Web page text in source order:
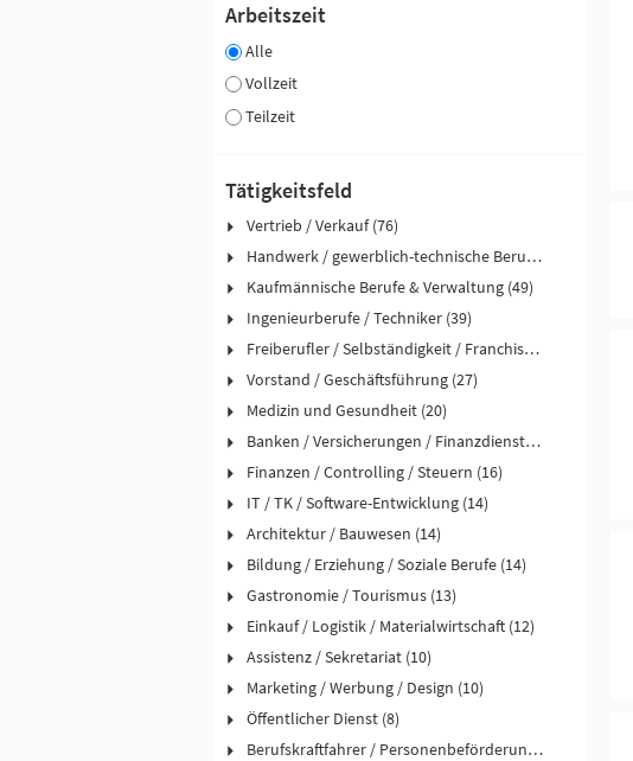
Arbeitszeit
Alle
Vollzeit
Teilzeit
Tätigkeitsfeld
Vertrieb / Verkauf (76)
Handwerk / gewerblich-technische Berufe (74)
Kaufmännische Berufe & Verwaltung (49)
Ingenieurberufe / Techniker (39)
Freiberufler / Selbständigkeit / Franchise (29)
Vorstand / Geschäftsführung (27)
Medizin und Gesundheit (20)
Banken / Versicherungen / Finanzdienstleister (19)
Finanzen / Controlling / Steuern (16)
IT / TK / Software-Entwicklung (14)
Architektur / Bauwesen (14)
Bildung / Erziehung / Soziale Berufe (14)
Gastronomie / Tourismus (13)
Einkauf / Logistik / Materialwirtschaft (12)
Assistenz / Sekretariat (10)
Marketing / Werbung / Design (10)
Öffentlicher Dienst (8)
Berufskraftfahrer / Personenbeförderung (Land, Wasser, Luft) (7)